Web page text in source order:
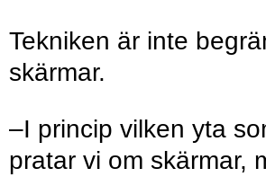
Tekniken är inte
skärmar.
–I princip vilken yta
pratar vi om skärmar,